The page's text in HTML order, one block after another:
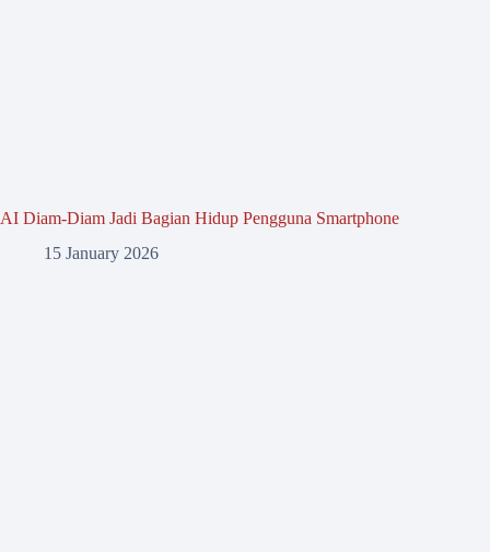
AI Diam-Diam Jadi Bagian Hidup Pengguna Smartphone
15 January 2026